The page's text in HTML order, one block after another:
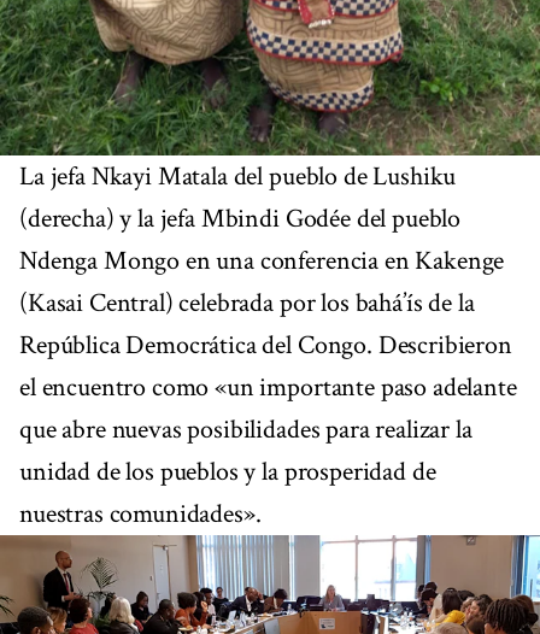
La jefa Nkayi Matala del pueblo de Lushiku
(derecha) y la jefa Mbindi Godée del pueblo
Ndenga Mongo en una conferencia en Kakenge
(Kasai Central) celebrada por los bahá’ís de la
República Democrática del Congo. Describieron
el encuentro como «un importante paso adelante
que abre nuevas posibilidades para realizar la
unidad de los pueblos y la prosperidad de
nuestras comunidades».